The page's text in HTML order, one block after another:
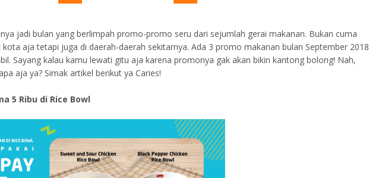
jadi bulan yang berlimpah promo-promo seru dari sejumlah gerai makanan. Bukan cuma
kota aja tetapi juga di daerah-daerah sekitarnya. Ada 3 promo makanan bulan September 2018
Sayang kalau kamu lewati gitu aja karena promonya gak akan bikin kantong bolong! Nah,
aja ya? Simak artikel berikut ya Caries!
5 Ribu di Rice Bowl